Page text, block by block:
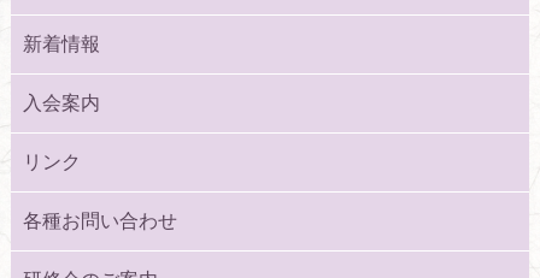
新着情報
入会案内
リンク
各種お問い合わせ